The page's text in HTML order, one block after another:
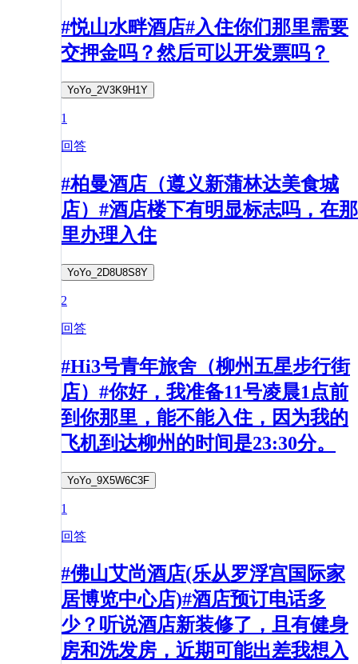
#悦山水畔酒店#入住你们那里需要
交押金吗？然后可以开发票吗？
YoYo_2V3K9H1Y
1
回答
#柏曼酒店（遵义新蒲林达美食城
店）#酒店楼下有明显标志吗，在那
里办理入住
YoYo_2D8U8S8Y
2
回答
#Hi3号青年旅舍（柳州五星步行街
店）#你好，我准备11号凌晨1点前
到你那里，能不能入住，因为我的
飞机到达柳州的时间是23:30分。
YoYo_9X5W6C3F
1
回答
#佛山艾尚酒店(乐从罗浮宫国际家
居博览中心店)#酒店预订电话多
少？听说酒店新装修了，且有健身
房和洗发房，近期可能出差我想入